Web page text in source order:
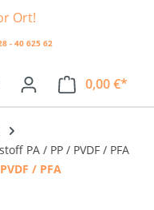
Ort!
- 40 625 62
0,00 €*
PA / PP / PVDF / PFA
/ PFA